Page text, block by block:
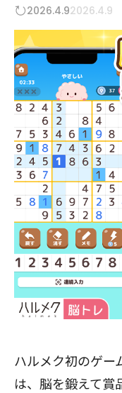
2026.4.92026.4.9
ハルメク初のゲー
は、脳を鍛えて賞